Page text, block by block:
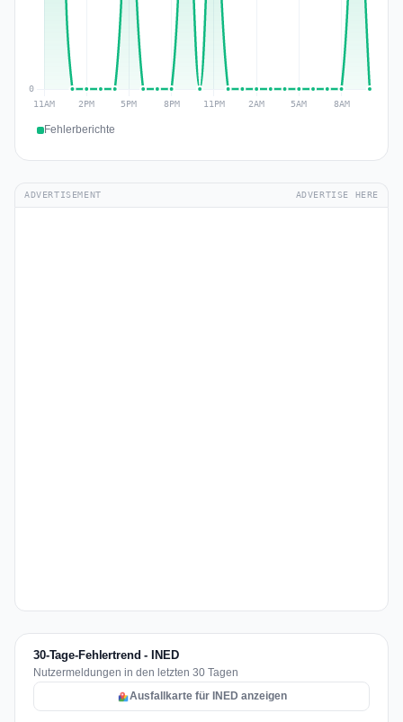
Fehlerberichte
ADVERTISEMENT ADVERTISE HERE
30-Tage-Fehlertrend - INED
Nutzermeldungen in den letzten 30 Tagen
Ausfallkarte für INED anzeigen